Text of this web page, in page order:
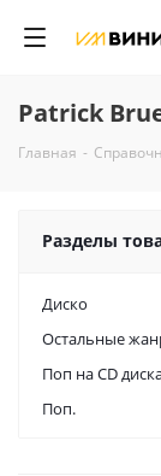
Patrick
Главная -
Разделы
Диско
Остальные
Поп на CD
Поп.